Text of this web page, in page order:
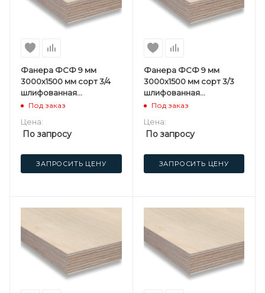
Фанера ФСФ 9 мм
3000х1500 мм сорт 3/4
шлифованная
березовая
Под заказ
Цена:
По запросу
ЗАПРОСИТЬ ЦЕНУ
Фанера ФСФ 9 мм
3000х1500 мм сорт 3/3
шлифованная
березовая
Под заказ
Цена:
По запросу
ЗАПРОСИТЬ ЦЕНУ